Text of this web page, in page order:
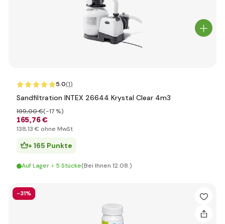
5.0(1)
Sandfiltration INTEX 26644 Krystal Clear 4m3
165,76 €
199,00 €(-17 %)
138,13 € ohne MwSt
+ 165 Punkte
Auf Lager > 5 Stücke(Bei Ihnen 12.08.)
-31%